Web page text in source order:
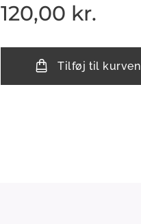
120,00 kr.
Tilføj til kurven